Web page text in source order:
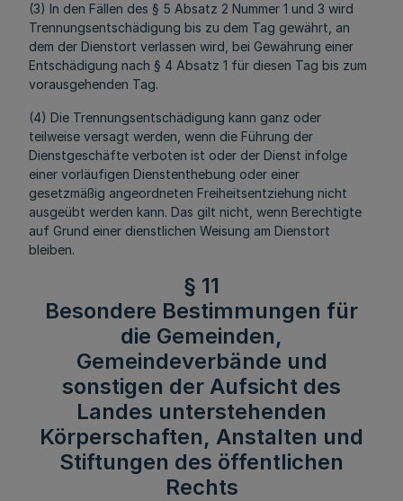
(3) In den Fällen des § 5 Absatz 2 Nummer 1 und 3 wird
Trennungsentschädigung bis zu dem Tag gewährt, an
dem der Dienstort verlassen wird, bei Gewährung einer
Entschädigung nach § 4 Absatz 1 für diesen Tag bis zum
vorausgehenden Tag.
(4) Die Trennungsentschädigung kann ganz oder
teilweise versagt werden, wenn die Führung der
Dienstgeschäfte verboten ist oder der Dienst infolge
einer vorläufigen Dienstenthebung oder einer
gesetzmäßig angeordneten Freiheitsentziehung nicht
ausgeübt werden kann. Das gilt nicht, wenn Berechtigte
auf Grund einer dienstlichen Weisung am Dienstort
bleiben.
§ 11
Besondere Bestimmungen für
die Gemeinden,
Gemeindeverbände und
sonstigen der Aufsicht des
Landes unterstehenden
Körperschaften, Anstalten und
Stiftungen des öffentlichen
Rechts